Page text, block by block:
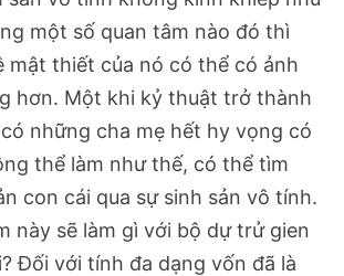
một số quan tâm nào đó thì
mật thiết của nó có thể có ảnh
hơn. Một khi kỷ thuật trở thành
những cha mẹ hết hy vọng có
thể làm như thế, có thể tìm
con cái qua sự sinh sản vô tính.
này sẽ làm gì với bộ dự trử gien
Đối với tính đa dạng vốn đã là